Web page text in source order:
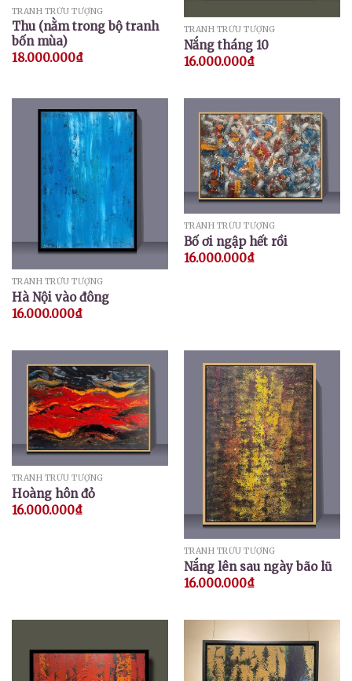
TRANH TRỪU TƯỢNG
Thu (nằm trong bộ tranh
bốn mùa)
18.000.000₫
TRANH TRỪU TƯỢNG
Nắng tháng 10
16.000.000₫
TRANH TRỪU TƯỢNG
Hà Nội vào đông
16.000.000₫
TRANH TRỪU TƯỢNG
Bố ơi ngập hết rồi
16.000.000₫
TRANH TRỪU TƯỢNG
Hoàng hôn đỏ
16.000.000₫
TRANH TRỪU TƯỢNG
Nắng lên sau ngày bão lũ
16.000.000₫